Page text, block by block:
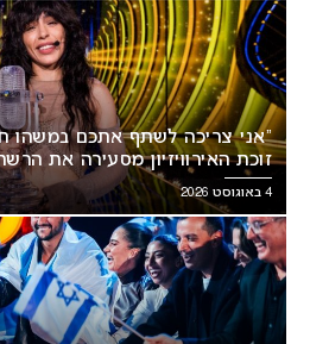
“אני צריכה לשתף אתכם במשהו
זוכת האירוויזיון מסעירה את
4 באוגוסט 2026